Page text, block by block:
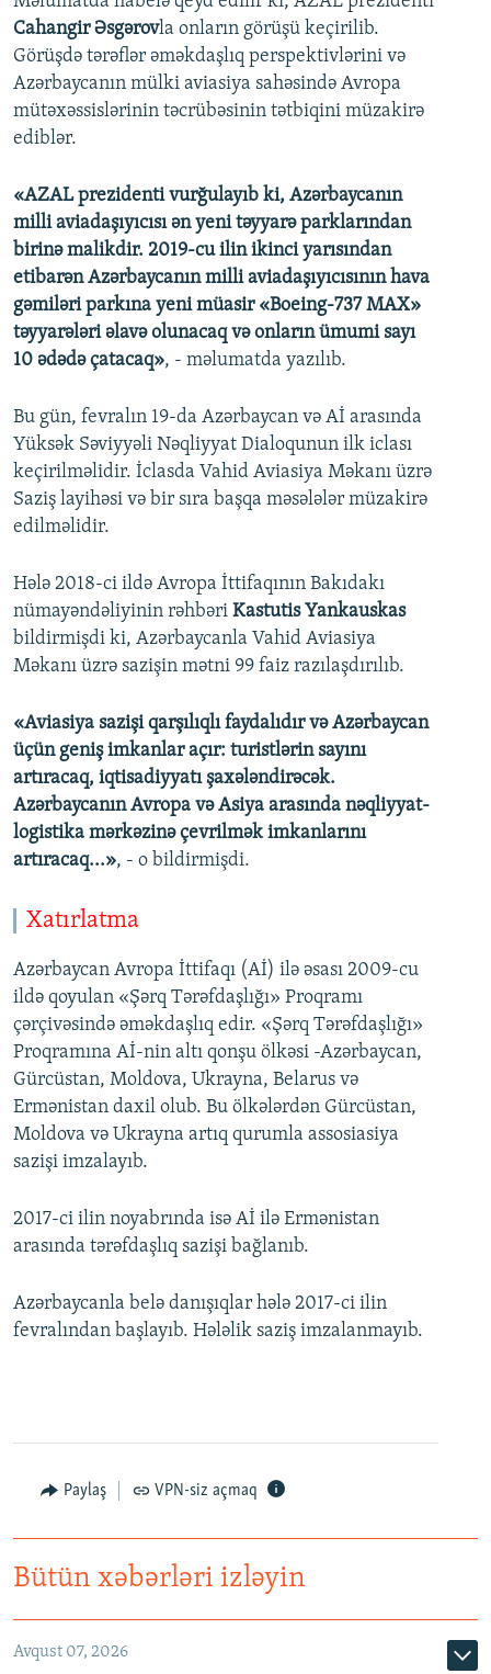
Cahangir Əsgərovla onların görüşü keçirilib.
Görüşdə tərəflər əməkdaşlıq perspektivlərini və
Azərbaycanın mülki aviasiya sahəsində Avropa
mütəxəssislərinin təcrübəsinin tətbiqini müzakirə
ediblər.
«AZAL prezidenti vurğulayıb ki, Azərbaycanın
milli aviadaşıyıcısı ən yeni təyyarə parklarından
birinə malikdir. 2019-cu ilin ikinci yarısından
etibarən Azərbaycanın milli aviadaşıyıcısının hava
gəmiləri parkına yeni müasir «Boeing-737 MAX»
təyyarələri əlavə olunacaq və onların ümumi sayı
10 ədədə çatacaq», - məlumatda yazılıb.
Bu gün, fevralın 19-da Azərbaycan və Aİ arasında
Yüksək Səviyyəli Nəqliyyat Dialoqunun ilk iclası
keçirilməlidir. İclasda Vahid Aviasiya Məkanı üzrə
Saziş layihəsi və bir sıra başqa məsələlər müzakirə
edilməlidir.
Hələ 2018-ci ildə Avropa İttifaqının Bakıdakı
nümayəndəliyinin rəhbəri Kastutis Yankauskas
bildirmişdi ki, Azərbaycanla Vahid Aviasiya
Məkanı üzrə sazişin mətni 99 faiz razılaşdırılıb.
«Aviasiya sazişi qarşılıqlı faydalıdır və Azərbaycan
üçün geniş imkanlar açır: turistlərin sayını
artıracaq, iqtisadiyyatı şaxələndirəcək.
Azərbaycanın Avropa və Asiya arasında nəqliyyat-
logistika mərkəzinə çevrilmək imkanlarını
artıracaq...», - o bildirmişdi.
Xatırlatma
Azərbaycan Avropa İttifaqı (Aİ) ilə əsası 2009-cu
ildə qoyulan «Şərq Tərəfdaşlığı» Proqramı
çərçivəsində əməkdaşlıq edir. «Şərq Tərəfdaşlığı»
Proqramına Aİ-nin altı qonşu ölkəsi -Azərbaycan,
Gürcüstan, Moldova, Ukrayna, Belarus və
Ermənistan daxil olub. Bu ölkələrdən Gürcüstan,
Moldova və Ukrayna artıq qurumla assosiasiya
sazişi imzalayıb.
2017-ci ilin noyabrında isə Aİ ilə Ermənistan
arasında tərəfdaşlıq sazişi bağlanıb.
Azərbaycanla belə danışıqlar hələ 2017-ci ilin
fevralından başlayıb. Hələlik saziş imzalanmayıb.
Paylaş VPN-siz açmaq
Bütün xəbərləri izləyin
Avqust 07, 2026